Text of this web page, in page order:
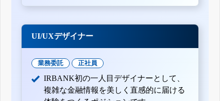
UI/UXデザイナー
業務委託 正社員
IRBANK初の一人目デザイナーとして、
複雑な金融情報を美しく直感的に届ける